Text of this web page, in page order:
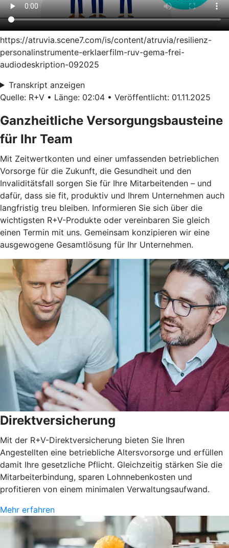
https://atruvia.scene7.com/is/content/atruvia/resilienz-
personalinstrumente-erklaerfilm-ruv-gema-frei-
audiodeskription-092025
Transkript anzeigen
Quelle: R+V • Länge: 02:04 • Veröffentlicht: 01.11.2025
Ganzheitliche Versorgungsbausteine
für Ihr Team
Mit Zeitwertkonten und einer umfassenden betrieblichen
Vorsorge für die Zukunft, die Gesundheit und den
Invaliditätsfall sorgen Sie für Ihre Mitarbeitenden – und
dafür, dass sie fit, produktiv und Ihrem Unternehmen auch
langfristig treu bleiben. Informieren Sie sich über die
wichtigsten R+V-Produkte oder vereinbaren Sie gleich
einen Termin mit uns. Gemeinsam konzipieren wir eine
ausgewogene Gesamtlösung für Ihr Unternehmen.
Direktversicherung
Mit der R+V-Direktversicherung bieten Sie Ihren
Angestellten eine betriebliche Altersvorsorge und erfüllen
damit Ihre gesetzliche Pflicht. Gleichzeitig stärken Sie die
Mitarbeiterbindung, sparen Lohnnebenkosten und
profitieren von einem minimalen Verwaltungsaufwand.
Mehr erfahren